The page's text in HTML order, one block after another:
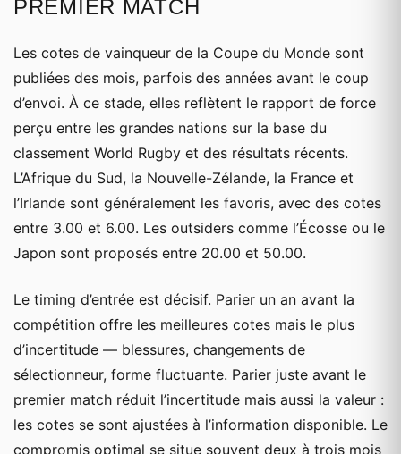
PREMIER MATCH
Les cotes de vainqueur de la Coupe du Monde sont
publiées des mois, parfois des années avant le coup
d’envoi. À ce stade, elles reflètent le rapport de force
perçu entre les grandes nations sur la base du
classement World Rugby et des résultats récents.
L’Afrique du Sud, la Nouvelle-Zélande, la France et
l’Irlande sont généralement les favoris, avec des cotes
entre 3.00 et 6.00. Les outsiders comme l’Écosse ou le
Japon sont proposés entre 20.00 et 50.00.
Le timing d’entrée est décisif. Parier un an avant la
compétition offre les meilleures cotes mais le plus
d’incertitude — blessures, changements de
sélectionneur, forme fluctuante. Parier juste avant le
premier match réduit l’incertitude mais aussi la valeur :
les cotes se sont ajustées à l’information disponible. Le
compromis optimal se situe souvent deux à trois mois